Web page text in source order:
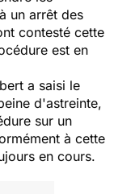
un arrêt des
contesté cette
est en
a saisi le
d'astreinte,
sur un
à cette
en cours.